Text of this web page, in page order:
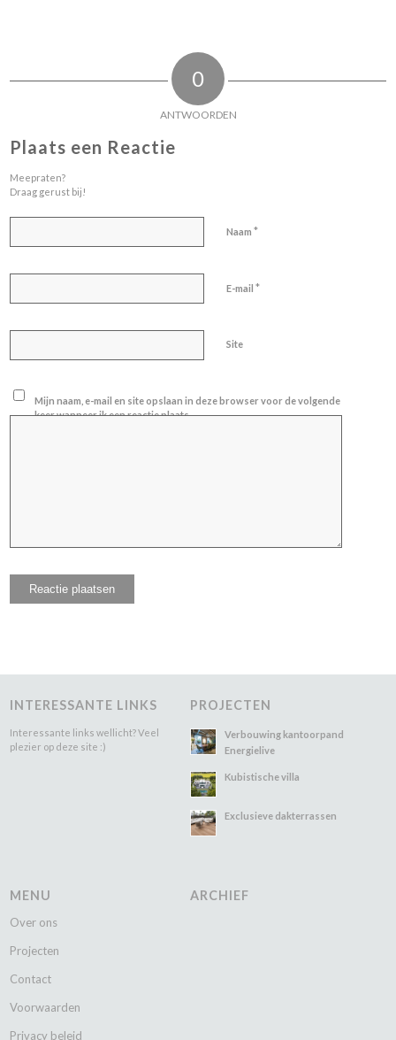
0
ANTWOORDEN
Plaats een Reactie
Meepraten?
Draag gerust bij!
Naam*
E-mail*
Site
Mijn naam, e-mail en site opslaan in deze browser voor de volgende
keer wanneer ik een reactie plaats.
INTERESSANTE LINKS
Interessante links wellicht? Veel
plezier op deze site :)
PROJECTEN
Verbouwing kantoorpand
Energielive
Kubistische villa
Exclusieve dakterrassen
MENU
Over ons
Projecten
Contact
Voorwaarden
Privacy beleid
ARCHIEF